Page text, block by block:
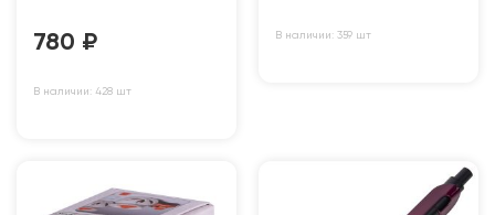
780 ₽
В наличии: 428 шт
В наличии: 359 шт